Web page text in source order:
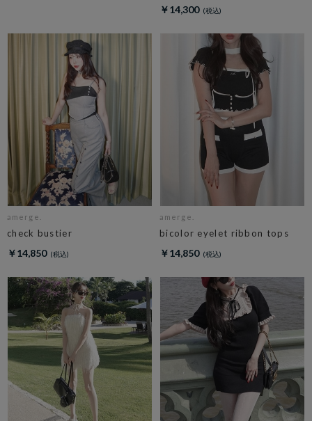
￥14,300
amerge.
check bustier
￥14,850
amerge.
bicolor eyelet ribbon tops
￥14,850